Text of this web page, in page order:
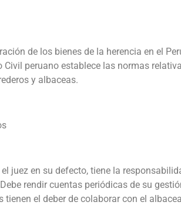
de los bienes de la herencia en el
peruano establece las normas
y albaceas.
juez en su defecto, tiene la
rendir cuentas periódicas de su
el deber de colaborar con el